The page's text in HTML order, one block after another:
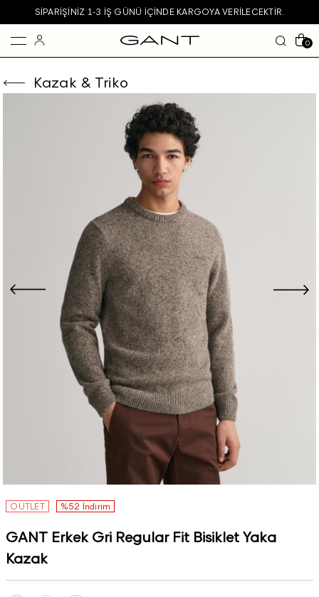
SIPARIŞINIZ 1-3 IŞ GÜNÜ IÇINDE KARGOYA VERILECEKTIR.
0
Kazak & Triko
OUTLET %52 İndirim
GANT Erkek Gri Regular Fit Bisiklet Yaka
Kazak